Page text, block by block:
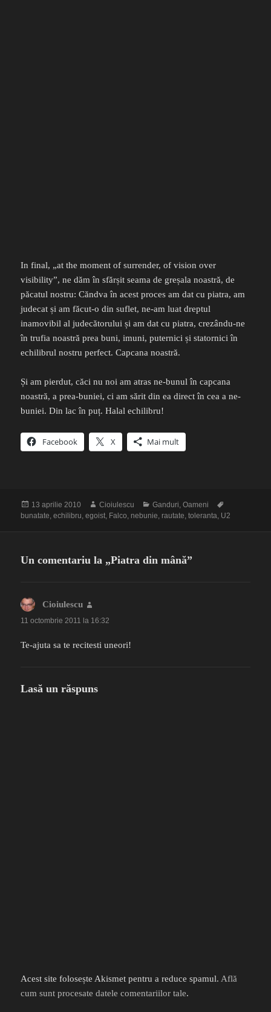
In final, „at the moment of surrender, of vision over
visibility”, ne dăm în sfărșit seama de greșala noastră, de
păcatul nostru: Căndva în acest proces am dat cu piatra, am
judecat și am făcut-o din suflet, ne-am luat dreptul
inamovibil al judecătorului și am dat cu piatra, crezându-ne
în trufia noastră prea buni, imuni, puternici și statornici în
echilibrul nostru perfect. Capcana noastră.
Și am pierdut, căci nu noi am atras ne-bunul în capcana
noastră, a prea-buniei, ci am sărit din ea direct în cea a ne-
buniei. Din lac în puț. Halal echilibru!
Facebook X Mai mult
Publicat
pe
13 aprilie 2010 Autor
Cioiulescu Categorii
Ganduri,Oameni
bunatate,echilibru,egoist, Falco, nebunie, rautate,toleranta, U2
Un comentariu la „Piatra din mână”
Cioiulescu
11 octombrie 2011 la 16:32
Te-ajuta sa te recitesti uneori!
Lasă un răspuns
Acest site folosește Akismet pentru a reduce spamul. Află
cum sunt procesate datele comentariilor tale.